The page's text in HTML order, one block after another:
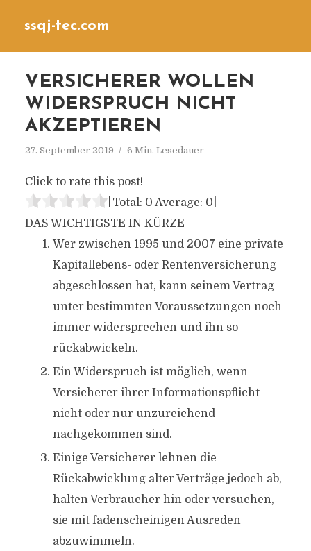
ssqj-tec.com
VERSICHERER WOLLEN
WIDERSPRUCH NICHT
AKZEPTIEREN
27. September 2019 6 Min. Lesedauer
Click to rate this post!
[Total: 0 Average: 0]
DAS WICHTIGSTE IN KÜRZE
Wer zwischen 1995 und 2007 eine private
Kapitallebens- oder Rentenversicherung
abgeschlossen hat, kann seinem Vertrag
unter bestimmten Voraussetzungen noch
immer widersprechen und ihn so
rückabwickeln.
Ein Widerspruch ist möglich, wenn
Versicherer ihrer Informationspflicht
nicht oder nur unzureichend
nachgekommen sind.
Einige Versicherer lehnen die
Rückabwicklung alter Verträge jedoch ab,
halten Verbraucher hin oder versuchen,
sie mit fadenscheinigen Ausreden
abzuwimmeln.